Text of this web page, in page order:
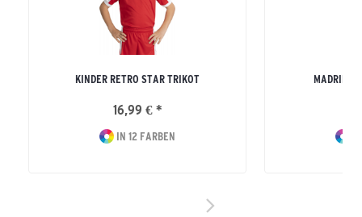
KINDER RETRO STAR TRIKOT
16,99 € *
IN 12 FARBEN
MADRID